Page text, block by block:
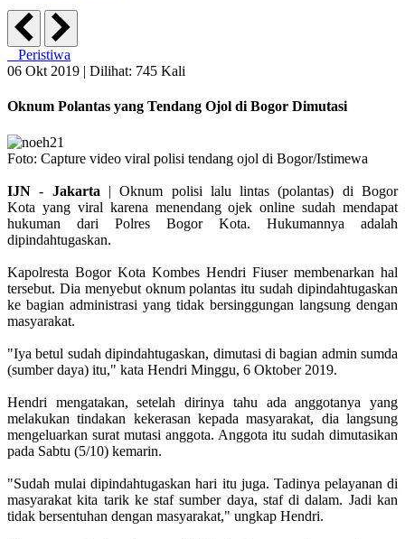
Peristiwa
06 Okt 2019 | Dilihat: 745 Kali
Oknum Polantas yang Tendang Ojol di Bogor Dimutasi
Foto: Capture video viral polisi tendang ojol di Bogor/Istimewa
IJN - Jakarta | Oknum polisi lalu lintas (polantas) di Bogor
Kota yang viral karena menendang ojek online sudah mendapat
hukuman dari Polres Bogor Kota. Hukumannya adalah
dipindahtugaskan.
Kapolresta Bogor Kota Kombes Hendri Fiuser membenarkan hal
tersebut. Dia menyebut oknum polantas itu sudah dipindahtugaskan
ke bagian administrasi yang tidak bersinggungan langsung dengan
masyarakat.
"Iya betul sudah dipindahtugaskan, dimutasi di bagian admin sumda
(sumber daya) itu," kata Hendri Minggu, 6 Oktober 2019.
Hendri mengatakan, setelah dirinya tahu ada anggotanya yang
melakukan tindakan kekerasan kepada masyarakat, dia langsung
mengeluarkan surat mutasi anggota. Anggota itu sudah dimutasikan
pada Sabtu (5/10) kemarin.
"Sudah mulai dipindahtugaskan hari itu juga. Tadinya pelayanan di
masyarakat kita tarik ke staf sumber daya, staf di dalam. Jadi kan
tidak bersentuhan dengan masyarakat," ungkap Hendri.